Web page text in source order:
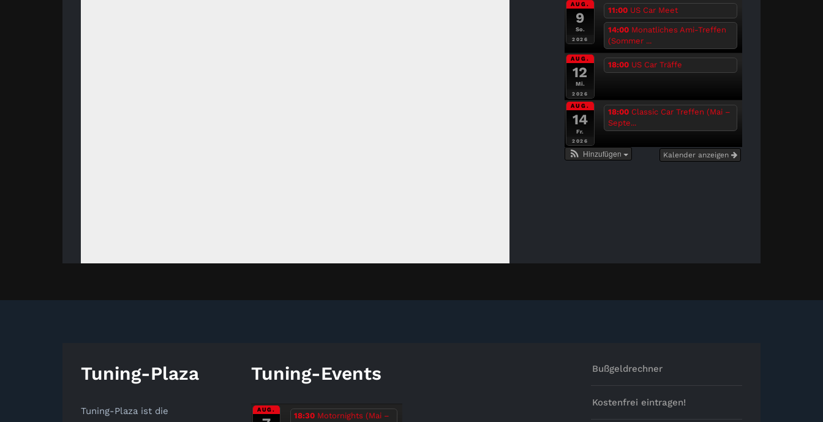
AUG.
9
So.
2026
11:00 US Car Meet
14:00 Monatliches Ami-Treffen
(Sommer ...
AUG.
12
Mi.
2026
18:00 US Car Träffe
AUG.
14
Fr.
2026
18:00 Classic Car Treffen (Mai –
Septe...
Kalender anzeigen
Hinzufügen
Tuning-Plaza
Tuning-Plaza ist die
Tuning-Events
AUG.
18:30 Motornights (Mai –
Bußgeldrechner
Kostenfrei eintragen!